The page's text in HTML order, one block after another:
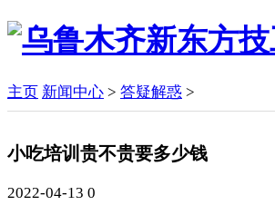
主页 新闻中心 > 答疑解惑 >
小吃培训贵不贵要多少钱
2022-04-13 0